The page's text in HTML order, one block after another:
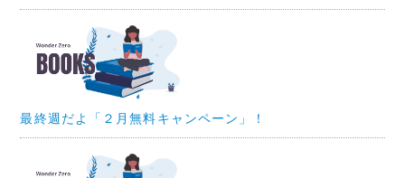
最終週だよ「２月無料キャンペーン」！